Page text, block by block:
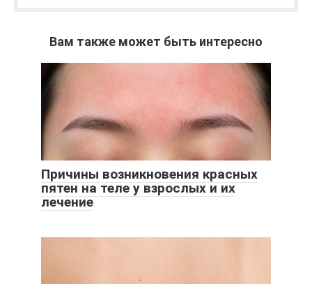
Вам также может быть интересно
Причины возникновения красных
пятен на теле у взрослых и их
лечение